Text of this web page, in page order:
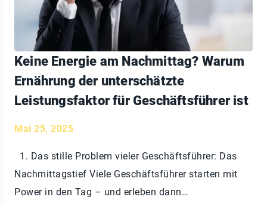
Keine Energie am Nachmittag? Warum
Ernährung der unterschätzte
Leistungsfaktor für Geschäftsführer ist
Mai 25, 2025
1. Das stille Problem vieler Geschäftsführer: Das
Nachmittagstief Viele Geschäftsführer starten mit
Power in den Tag – und erleben dann…